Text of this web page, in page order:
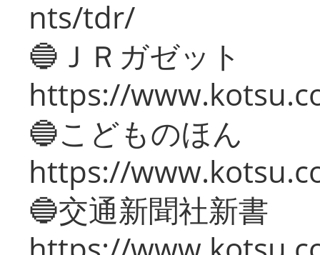
nts/tdr/
🔵ＪＲガゼット
https://
🔵こどものほん
https://
🔵交通新聞社新書